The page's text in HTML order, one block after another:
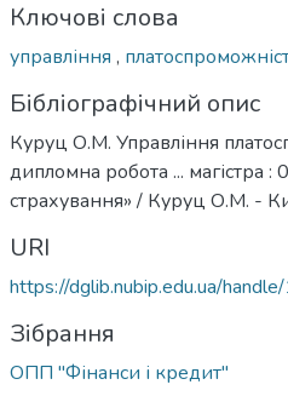
Ключові слова
управління ,
Бібліографічний опис
Куруц О.М. Управління
дипломна робота ... магістра :
страхування» / Куруц О.М. -
URI
https://dglib.nubip.edu.ua/
Зібрання
ОПП "Фінанси і кредит"